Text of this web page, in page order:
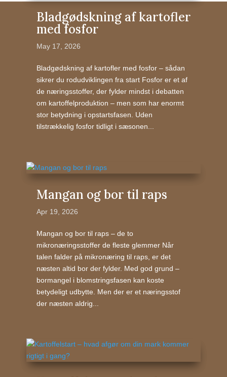
Bladgødskning af kartofler
med fosfor
May 17, 2026
Bladgødskning af kartofler med fosfor – sådan
sikrer du rodudviklingen fra start Fosfor er et af
de næringsstoffer, der fylder mindst i debatten
om kartoffelproduktion – men som har enormt
stor betydning i opstartsfasen. Uden
tilstrækkelig fosfor tidligt i sæsonen...
Mangan og bor til raps
Apr 19, 2026
Mangan og bor til raps – de to
mikronæringsstoffer de fleste glemmer Når
talen falder på mikronæring til raps, er det
næsten altid bor der fylder. Med god grund –
bormangel i blomstringsfasen kan koste
betydeligt udbytte. Men der er et næringsstof
der næsten aldrig...